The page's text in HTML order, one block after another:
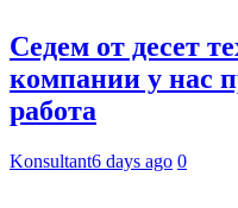
Седем от десет
компании у нас
работа
Konsultant6 days ago 0